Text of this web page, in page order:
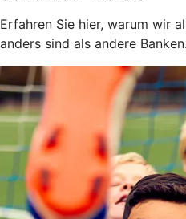
Erfahren Sie hier, warum wir
anders sind als andere Banken.